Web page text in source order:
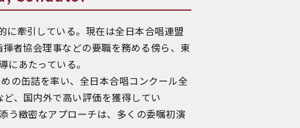
に牽引している。現在は全日本合唱連盟
者協会理事などの要職を務める傍ら、東
あたっている。
の缶詰を率い、全日本合唱コンクール全
、国内外で高い評価を獲得してい
う緻密なアプローチは、多くの委嘱初演